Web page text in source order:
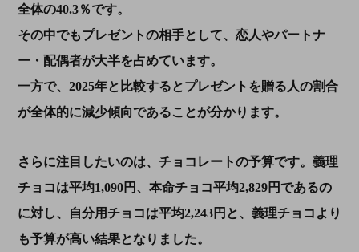
全体の40.3％です。
その中でもプレゼントの相手として、恋人やパートナ
ー・配偶者が大半を占めています。
一方で、2025年と比較するとプレゼントを贈る人の割合
が全体的に減少傾向であることが分かります。
さらに注目したいのは、チョコレートの予算です。義理
チョコは平均1,090円、本命チョコ平均2,829円であるの
に対し、自分用チョコは平均2,243円と、義理チョコより
も予算が高い結果となりました。